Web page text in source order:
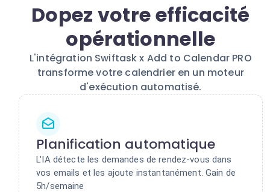
Dopez votre efficacité
opérationnelle
L'intégration Swiftask x Add to Calendar PRO
transforme votre calendrier en un moteur
d'exécution automatisé.
Planification automatique
L'IA détecte les demandes de rendez-vous dans
vos emails et les ajoute instantanément. Gain de
5h/semaine